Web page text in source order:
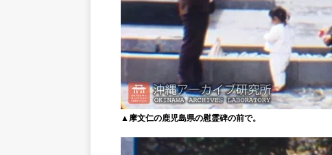
▲摩文仁の鹿児島県の慰霊碑の前で。